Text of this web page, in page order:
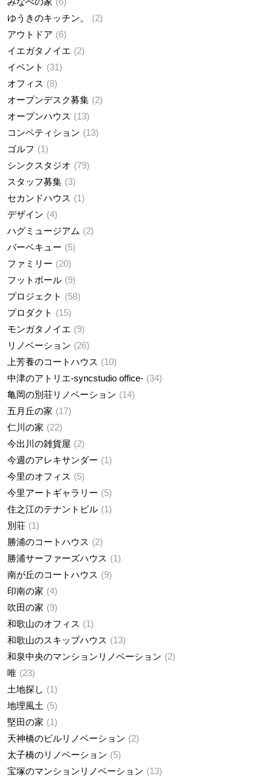
ゆうきのキッチン。
2
アウトドア
6
イエガタノイエ
2
イベント
31
オフィス
8
オープンデスク募集
2
オープンハウス
13
コンペティション
13
ゴルフ
1
シンクスタジオ
79
スタッフ募集 3
セカンドハウス
1
デザイン
4
ハグミュージアム
2
バーベキュー
5
ファミリー
20
フットボール
9
プロジェクト
58
プロダクト
15
モンガタノイエ
9
リノベーション
26
上芳養のコートハウス
10
中津のアトリエ-syncstudio office- 34
亀岡の別荘リノベーション
14
五月丘の家
17
仁川の家
22
今出川の雑貨屋
2
今週のアレキサンダー
1
今里のオフィス
5
今里アートギャラリー
5
住之江のテナントビル
1
別荘
1
勝浦のコートハウス
2
勝浦サーファーズハウス
1
南が丘のコートハウス
9
印南の家
4
吹田の家
9
和歌山のオフィス
1
和歌山のスキップハウス
13
和泉中央のマンションリノベーション
2
唯
23
土地探し
1
地理風土
5
堅田の家
1
天神橋のビルリノベーション
2
太子橋のリノベーション
5
宝塚のマンションリノベーション
13